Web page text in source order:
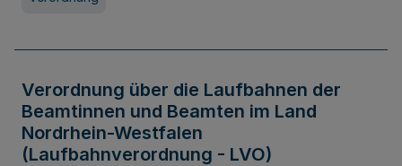
Verordnung über die Laufbahnen der
Beamtinnen und Beamten im Land
Nordrhein-Westfalen
(Laufbahnverordnung - LVO)